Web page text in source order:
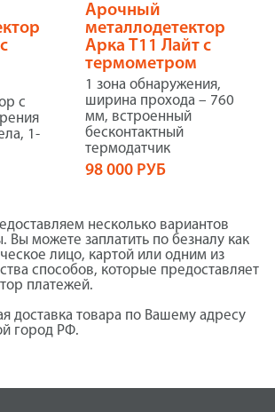
с
1-
Арочный
металлодетектор
Арка Т11 Лайт с
термометром
1 зона обнаружения,
ширина прохода – 760
мм, встроенный
бесконтактный
термодатчик
98 000 РУБ
несколько вариантов
Вы можете заплатить по безналу как
лицо, картой или одним из
способов, которые предоставляет
платежей.
доставка товара по Вашему адресу
город РФ.